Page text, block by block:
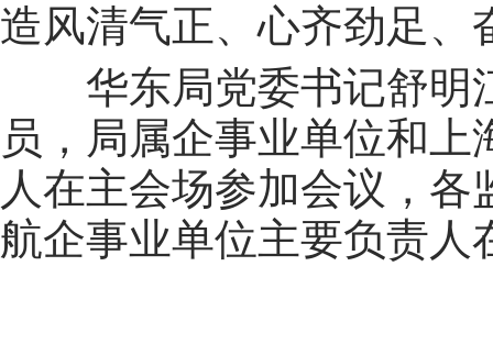
造风清气正、心齐劲足、
华东局党委书记舒明
员，局属企事业单位和
人在主会场参加会议，
航企事业单位主要负责人